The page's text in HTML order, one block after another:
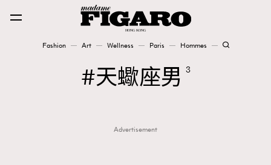
Fashion Art Wellness Paris Hommes
Fashion
天蠍座男 3
Advertisement